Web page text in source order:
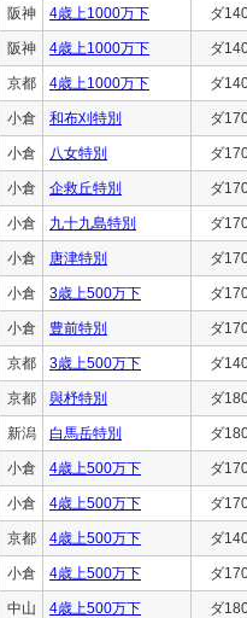
阪神 4歳上1000万下 ダ
阪神 4歳上1000万下 ダ
京都 4歳上1000万下 ダ
小倉 和布刈特別 ダ
小倉 八女特別 ダ
小倉 企救丘特別 ダ
小倉 九十九島特別 ダ
小倉 唐津特別 ダ
小倉 3歳上500万下 ダ
小倉 豊前特別 ダ
京都 3歳上500万下 ダ
京都 與杼特別 ダ
新潟 白馬岳特別 ダ
小倉 4歳上500万下 ダ
小倉 4歳上500万下 ダ
京都 4歳上500万下 ダ
小倉 4歳上500万下 ダ
中山 4歳上500万下 ダ